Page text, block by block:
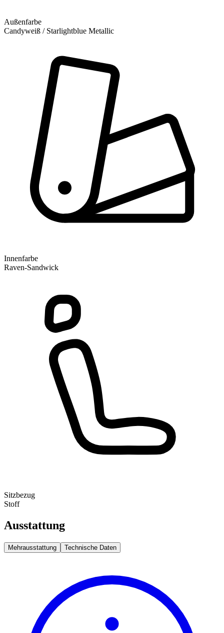
Außenfarbe
Candyweiß / Starlightblue Metallic
Innenfarbe
Raven-Sandwick
Sitzbezug
Stoff
Ausstattung
Mehrausstattung Technische Daten